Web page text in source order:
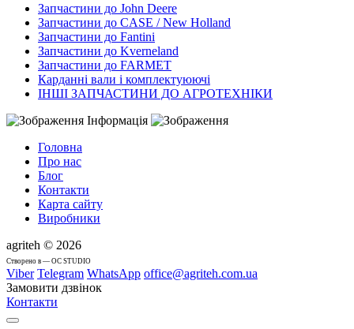
Запчастини до John Deere
Запчастини до CASE / New Holland
Запчастини до Fantini
Запчастини до Kverneland
Запчастини до FARMET
Карданні вали і комплектуюючі
ІНШІ ЗАПЧАСТИНИ ДО АГРОТЕХНІКИ
Інформація
Головна
Про нас
Блог
Контакти
Карта сайту
Виробники
agriteh © 2026
Cтворено в — OC STUDIO
Viber Telegram WhatsApp office@agriteh.com.ua
Замовити дзвінок
Контакти